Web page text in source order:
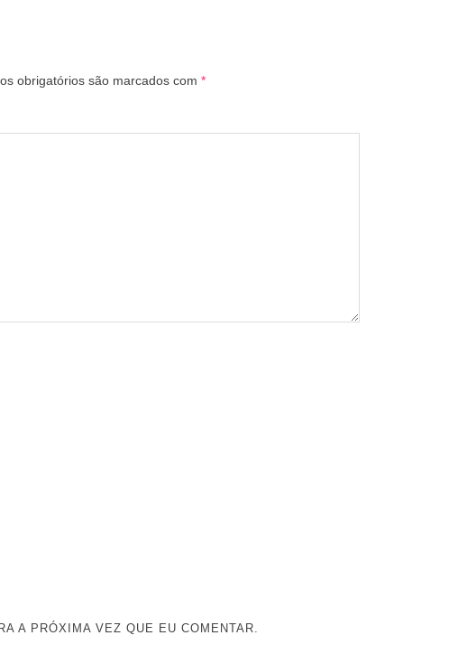
obrigatórios são marcados com *
A PRÓXIMA VEZ QUE EU COMENTAR.